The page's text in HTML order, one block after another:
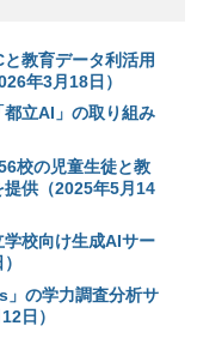
教育データ利活用
年3月18日）
立AI」の取り組み
校の児童生徒と教
供（2025年5月14
校向け生成AIサー
の学力調査分析サ
日）